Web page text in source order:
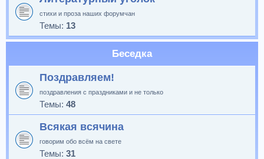
стихи и проза наших форумчан
Темы: 13
Беседка
Поздравляем!
поздравления с праздниками и не только
Темы: 48
Всякая всячина
говорим обо всём на свете
Темы: 31